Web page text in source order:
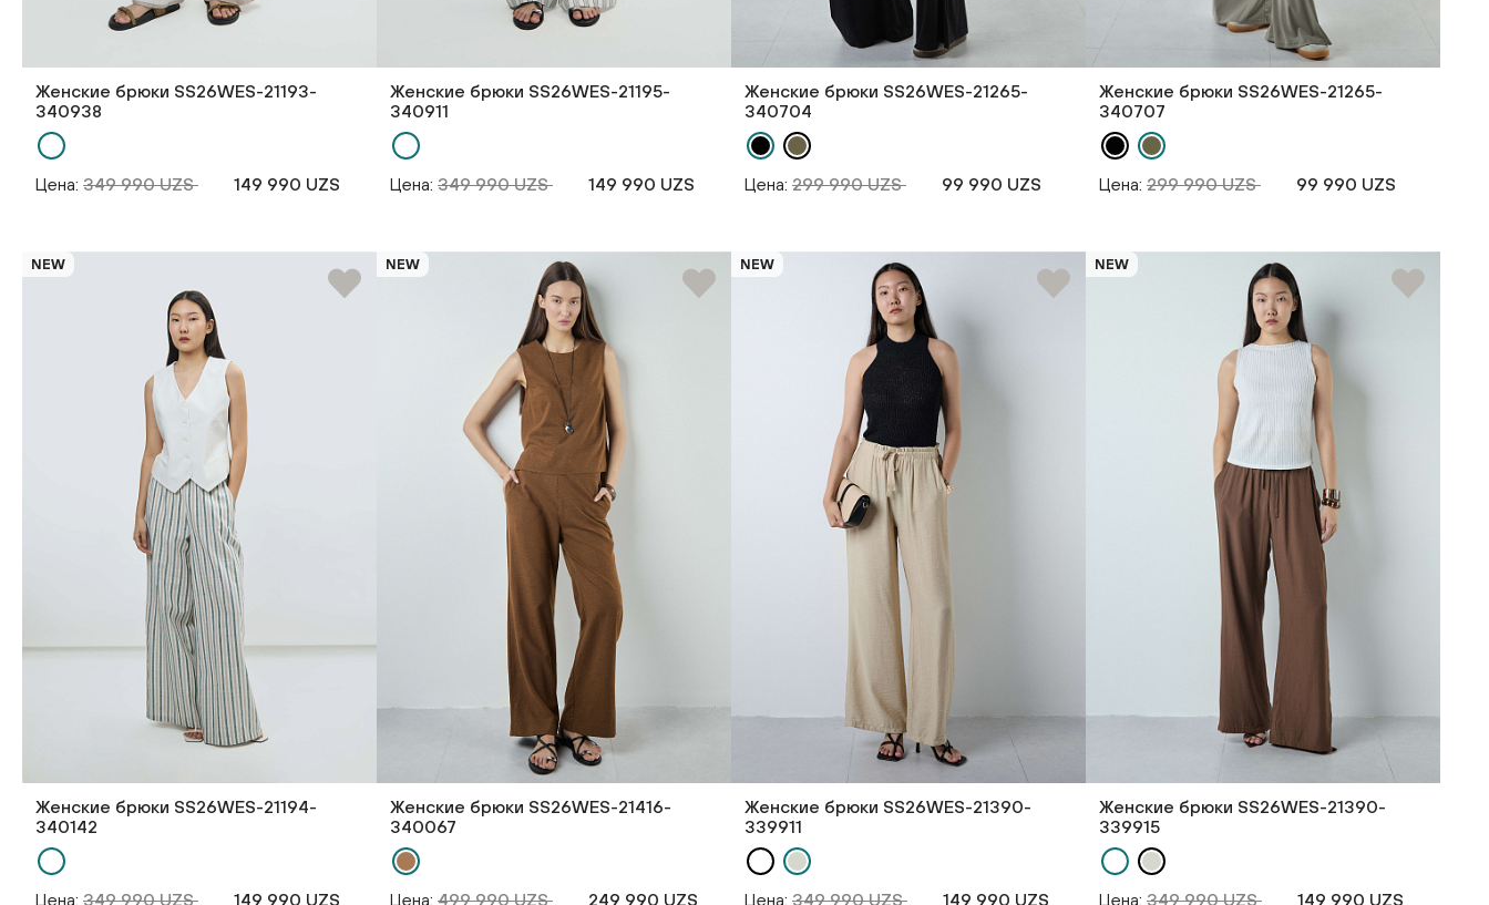
Женские брюки SS26WES-21193-
340938
Цена: 349 990 UZS 149 990 UZS
Женские брюки SS26WES-21195-
340911
Цена: 349 990 UZS 149 990 UZS
Женские брюки SS26WES-21265-
340704
Цена: 299 990 UZS 99 990 UZS
Женские брюки SS26WES-21265-
340707
Цена: 299 990 UZS 99 990 UZS
NEW
Женские брюки SS26WES-21194-
340142
Цена: 349 990 UZS 149 990 UZS
NEW
Женские брюки SS26WES-21416-
340067
Цена: 499 990 UZS 249 990 UZS
NEW
Женские брюки SS26WES-21390-
339911
Цена: 349 990 UZS 149 990 UZS
NEW
Женские брюки SS26WES-21390-
339915
Цена: 349 990 UZS 149 990 UZS